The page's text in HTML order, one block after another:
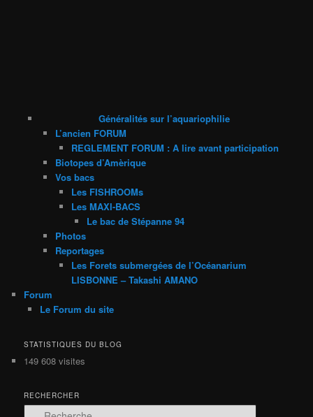
Généralités sur l’aquariophilie
L’ancien FORUM
REGLEMENT FORUM : A lire avant participation
Biotopes d’Amèrique
Vos bacs
Les FISHROOMs
Les MAXI-BACS
Le bac de Stépanne 94
Photos
Reportages
Les Forets submergées de l’Océanarium
LISBONNE – Takashi AMANO
Forum
Le Forum du site
STATISTIQUES DU BLOG
149 608 visites
RECHERCHER